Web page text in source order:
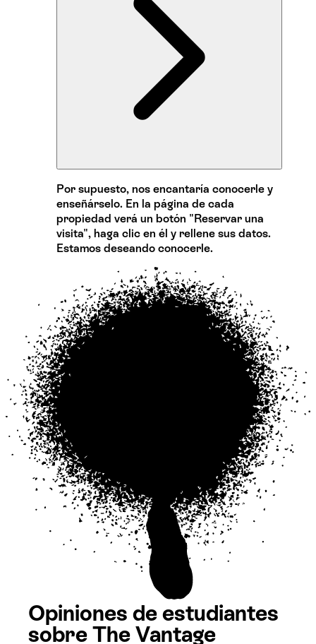
Por supuesto, nos encantaría conocerle y
enseñárselo. En la página de cada
propiedad verá un botón "Reservar una
visita", haga clic en él y rellene sus datos.
Estamos deseando conocerle.
Opiniones de estudiantes
sobre The Vantage